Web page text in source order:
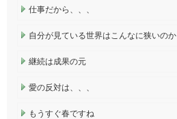
仕事だから、、、
自分が見ている世界はこんなに狭いのか
継続は成果の元
愛の反対は、、、
もうすぐ春ですね